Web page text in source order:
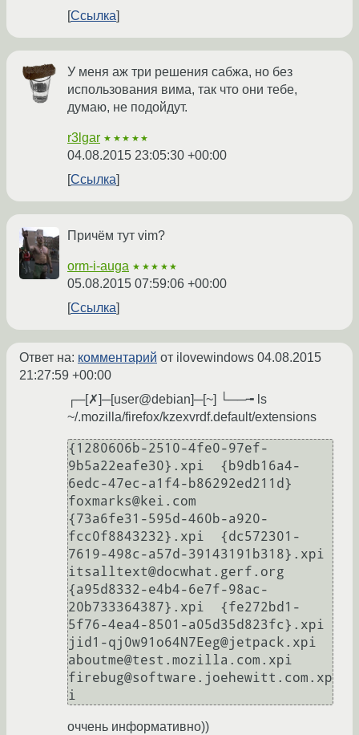
Ссылка
У меня аж три решения сабжа, но без
использования вима, так что они тебе,
думаю, не подойдут.
r3lgar ★★★★★
04.08.2015 23:05:30 +00:00
Ссылка
Причём тут vim?
orm-i-auga ★★★★★
05.08.2015 07:59:06 +00:00
Ссылка
Ответ на: комментарий от ilovewindows 04.08.2015
21:27:59 +00:00
┌─[✗]─[user@debian]─[~] └──╼ ls
~/.mozilla/firefox/kzexvrdf.default/extensions
{1280606b-2510-4fe0-97ef-
9b5a22eafe30}.xpi  {b9db16a4-
6edc-47ec-a1f4-b86292ed211d}
foxmarks@kei.com
{73a6fe31-595d-460b-a920-
fcc0f8843232}.xpi  {dc572301-
7619-498c-a57d-39143191b318}.xpi
itsalltext@docwhat.gerf.org
{a95d8332-e4b4-6e7f-98ac-
20b733364387}.xpi  {fe272bd1-
5f76-4ea4-8501-a05d35d823fc}.xpi
jid1-qj0w91o64N7Eeg@jetpack.xpi
aboutme@test.mozilla.com.xpi
firebug@software.joehewitt.com.xp
оччень информативно))